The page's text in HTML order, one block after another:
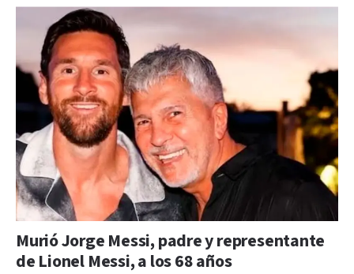
Murió Jorge Messi, padre y representante
de Lionel Messi, a los 68 años